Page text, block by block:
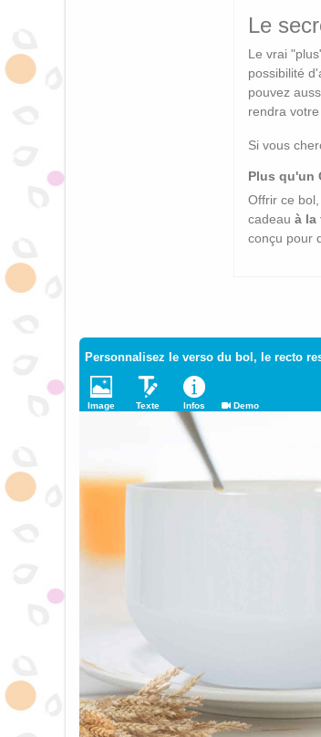
Le
Le vrai
possibilité
pouvez
rendra
Si vous
Plus qu'un
Offrir ce
cadeau à la
conçu pour
Personnalisez le verso du bol, le recto
Image Texte Infos Demo